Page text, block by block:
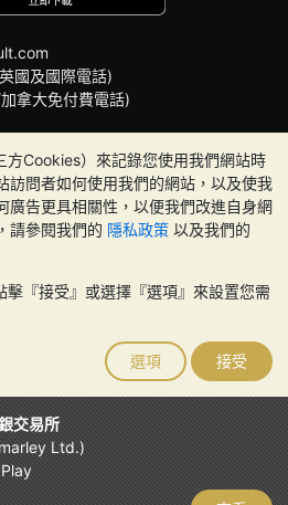
Cookies）來記錄您使用我們網站時
訪問者如何使用我們的網站，以及使我
廣告更具相關性，以便我們改進自身網
請參閱我們的 隱私政策 以及我們的
『接受』或選擇『選項』來設置您需
選項 接受
交易所
Ltd.)
國及國際電話)
拿大免付費電話)
), 周一至周五
跌也可能上漲。歷史趨勢不能保證未來
站及其任何通訊中的任何內容均不構成
業建議，以確定投資並持有金條是否適
名義進行交易，在英格蘭和威爾斯